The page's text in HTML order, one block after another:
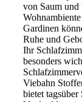
von Saum und
Gardinen
Ruhe und
Ihr
besonders
Viebahn
bietet